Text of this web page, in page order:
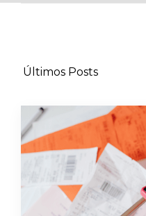
Últimos Posts